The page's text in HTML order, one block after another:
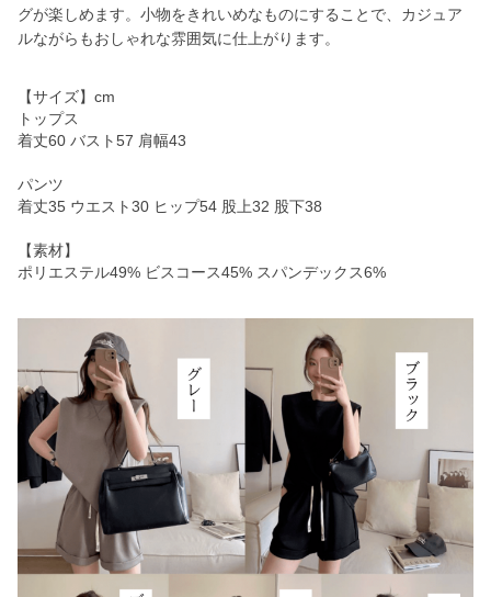
グが楽しめます。小物をきれいめなものにすることで、カジュア
ルながらもおしゃれな雰囲気に仕上がります。
【サイズ】cm
トップス
着丈60 バスト57 肩幅43
パンツ
着丈35 ウエスト30 ヒップ54 股上32 股下38
【素材】
ポリエステル49% ビスコース45% スパンデックス6%